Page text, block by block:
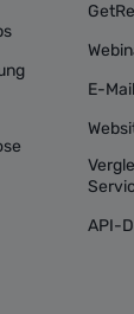
E-
API-